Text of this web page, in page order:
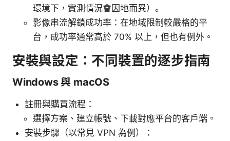
環境下，實測情況會因地而異）。
影像串流解鎖成功率：在地域限制較嚴格的平
台，成功率通常高於 70% 以上，但也有例外。
安裝與設定：不同裝置的逐步指南
Windows 與 macOS
註冊與購買流程：
選擇方案、建立帳號、下載對應平台的客戶端。
安裝步驟（以常見 VPN 為例）：